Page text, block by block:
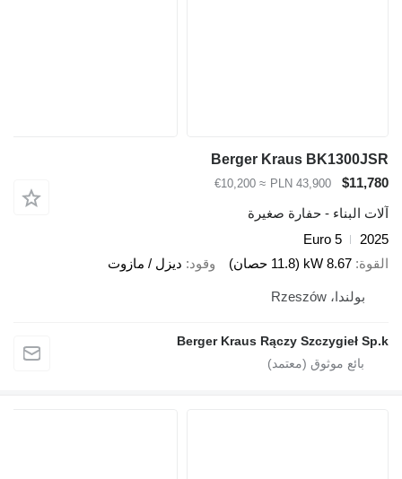
Berger Kraus BK1300JSR
$11,780
PLN 43,900
≈ €10,200
آلات البناء - حفارة صغيرة
2025
Euro 5
القوة 8.67 kW (11.8 حصان) وقود ديزل / مازوت
بولندا، Rzeszów
Berger Kraus Rączy Szczygieł Sp.k